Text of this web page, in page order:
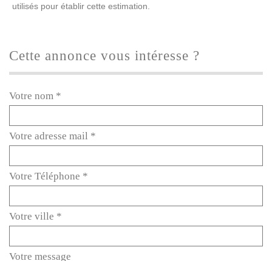
utilisés pour établir cette estimation.
cette annonce vous intéresse ?
Votre nom *
Votre adresse mail *
Votre Téléphone *
Votre ville *
Votre message